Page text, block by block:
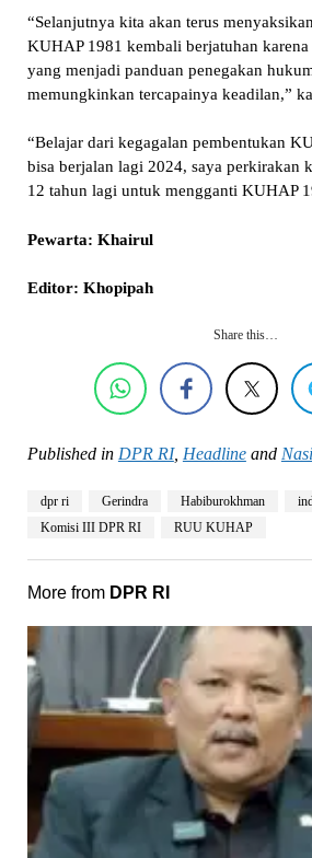
“Selanjutnya kita akan terus
KUHAP 1981 kembali berjatuhan
yang menjadi panduan penegakan
memungkinkan tercapainya keadilan,”
“Belajar dari kegagalan pembentukan
bisa berjalan lagi 2024, saya perkirakan
12 tahun lagi untuk mengganti KUHAP
Pewarta: Khairul
Editor: Khopipah
Share this…
Published in DPR RI, Headlineand
dpr ri Gerindra Habiburokhman
Komisi III DPR RI
RUU KUHAP
More from DPR RI